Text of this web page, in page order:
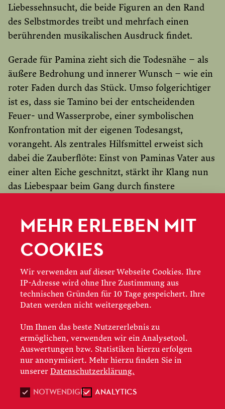
Liebessehnsucht, die beide Figuren an den Rand
des Selbstmordes treibt und mehrfach einen
berührenden musikalischen Ausdruck findet.
Gerade für Pamina zieht sich die Todesnähe – als
äußere Bedrohung und innerer Wunsch – wie ein
roter Faden durch das Stück. Umso folgerichtiger
ist es, dass sie Tamino bei der entscheidenden
Feuer- und Wasserprobe, einer symbolischen
Konfrontation mit der eigenen Todesangst,
vorangeht. Als zentrales Hilfsmittel erweist sich
dabei die Zauberflöte: Einst von Paminas Vater aus
einer alten Eiche geschnitzt, stärkt ihr Klang nun
das Liebespaar beim Gang durch finstere
Potenzial zur Verwandlung und Veredelung des
Menschen gleich mehrfach thematisiert wird.
Den Gegenpol zur Magie der Klänge bildet das
Schweigen, welches Tamino im Laufe seines
Prüfungswegs auferlegt wird. Durch seine
pflichtbewusste Stummheit treibt er Pamina
zwischenzeitlich an den Rand der Verzweiflung –
eine der beklemmendsten Szenen der Oper,
welche erneut die inhumane Kehrseite von
Sarastros Lehren verdeutlicht: Wer seine Gefühle
unterdrückt, steigt auf. Wer sie ungehemmt
auslebt, landet – wie Monostatos und die Königin
MEHR ERLEBEN MIT
COOKIES
Wir verwenden auf dieser Webseite Cookies. Ihre
IP-Adresse wird ohne Ihre Zustimmung aus
technischen Gründen für 10 Tage gespeichert. Ihre
Daten werden nicht weitergegeben.
Um Ihnen das beste Nutzererlebnis zu
ermöglichen, verwenden wir ein Analysetool.
Auswertungen bzw. Statistiken hierzu erfolgen
nur anonymisiert. Mehr hierzu finden Sie in
unserer Datenschutzerklärung.
NOTWENDIGE ANALYTICS